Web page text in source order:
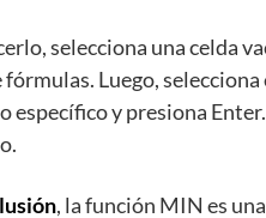
selecciona una celda
fórmulas. Luego,
específico y presiona
, la función MIN es